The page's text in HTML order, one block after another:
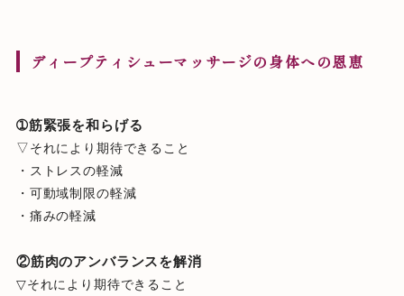
ディープティシューマッサージの身体への恩恵
➀筋緊張を和らげる
▽それにより期待できること
・ストレスの軽減
・可動域制限の軽減
・痛みの軽減
②筋肉のアンバランスを解消
▽それにより期待できること